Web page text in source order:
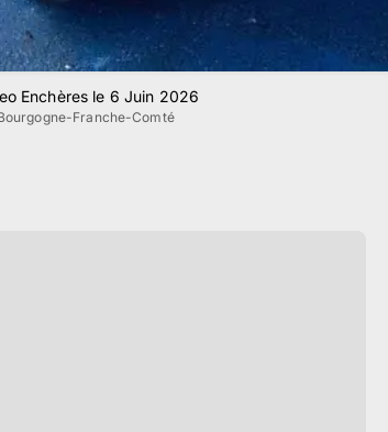
Enchères le 6 Juin 2026
Franche-Comté